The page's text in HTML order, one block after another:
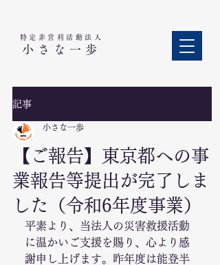
特定非営利活動法人​
小さな一歩
記事
【ご報告】東京都への事
業報告等提出が完了しま
した（令和6年度事業）
小さな一歩
平素より、当法人の災害救援活動
に温かいご支援を賜り、心より感
謝申し上げます。昨年度は能登半